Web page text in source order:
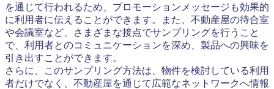
を通じて行われるため、プロモーションメッセージも効果的
に利用者に伝えることができます。また、不動産屋の待合室
や会議室など、さまざまな接点でサンプリングを行うこと
で、利用者とのコミュニケーションを深め、製品への興味を
引き出すことができます。
さらに、このサンプリング方法は、物件を検討している利用
者だけでなく、不動産屋を通じて広範なネットワークへ情報